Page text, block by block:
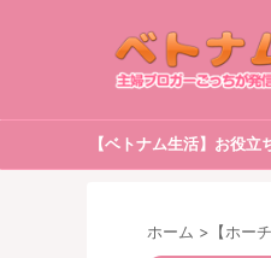
【ベトナム生活】お役立
ホーム > 【ホー